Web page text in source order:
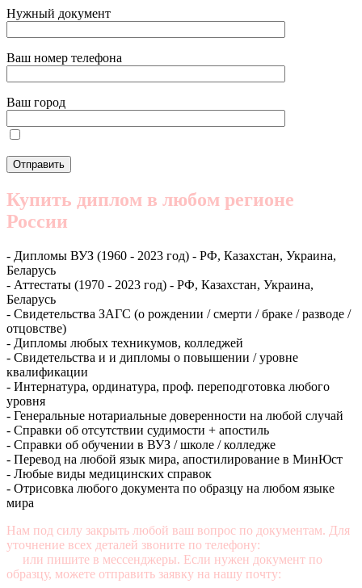
Нужный документ
Ваш номер телефона
Ваш город
Купить диплом в любом регионе
России
- Дипломы ВУЗ (1960 - 2023 год) - РФ, Казахстан, Украина,
Беларусь
- Аттестаты (1970 - 2023 год) - РФ, Казахстан, Украина,
Беларусь
- Свидетельства ЗАГС (о рождении / смерти / браке / разводе /
отцовстве)
- Дипломы любых техникумов, колледжей
- Свидетельства и и дипломы о повышении / уровне
квалификации
- Интернатура, ординатура, проф. переподготовка любого
уровня
- Генеральные нотариальные доверенности на любой случай
- Справки об отсутствии судимости + апостиль
- Справки об обучении в ВУЗ / школе / колледже
- Перевод на любой язык мира, апостилирование в МинЮст
- Любые виды медицинских справок
- Отрисовка любого документа по образцу на любом языке
мира
Нам под силу закрыть любой ваш вопрос по документам. Для
уточнение всех деталей звоните по телефону:
или пишите в мессенджеры. Если нужен документ по
образцу, можете отправить заявку на нашу почту: